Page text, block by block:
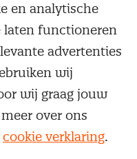
Onzealgemene
en analytische
laten functioneren
advertenties
wij
wij graag jouw
over ons
cookie verklaring.